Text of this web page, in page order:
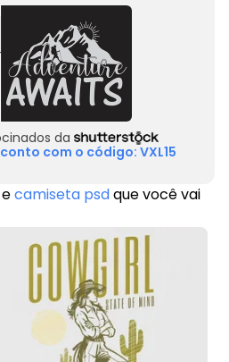
da
com o código: VXL15
ecamiseta psdque você vai